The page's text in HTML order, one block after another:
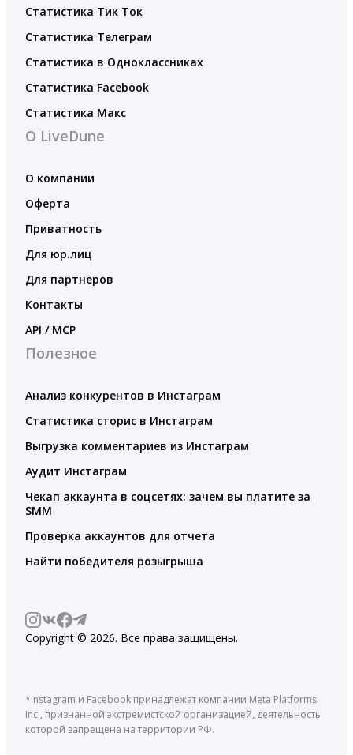
Статистика Тик Ток
Статистика Телеграм
Статистика в Одноклассниках
Статистика Facebook
Статистика Макс
О LiveDune
О компании
Оферта
Приватность
Для юр.лиц
Для партнеров
Контакты
API / MCP
Полезное
Анализ конкурентов в Инстаграм
Статистика сторис в Инстаграм
Выгрузка комментариев из Инстаграм
Аудит Инстаграм
Чекап аккаунта в соцсетях: зачем вы платите за
SMM
Проверка аккаунтов для отчета
Найти победителя розыгрыша
Copyright © 2026. Все права защищены.
*Instagram и Facebook принадлежат компании Meta Platforms
Inc., признанной экстремистской организацией, деятельность
которой запрещена на территории РФ.